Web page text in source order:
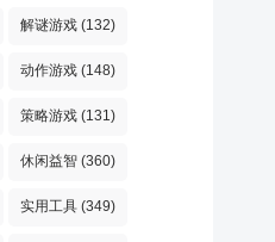
解谜游戏 (132)
动作游戏 (148)
策略游戏 (131)
休闲益智 (360)
实用工具 (349)